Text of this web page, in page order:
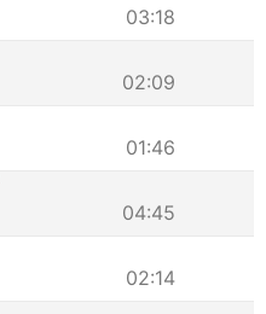
03:18
02:09
01:46
04:45
02:14